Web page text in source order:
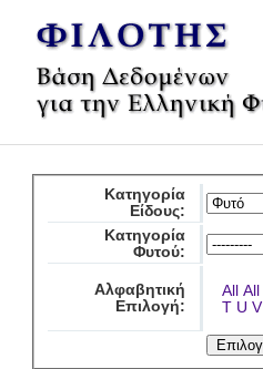
Κατηγορία
Είδους:
Κατηγορία
Φυτού:
Αλφαβητική
Επιλογή:
All All
T U V